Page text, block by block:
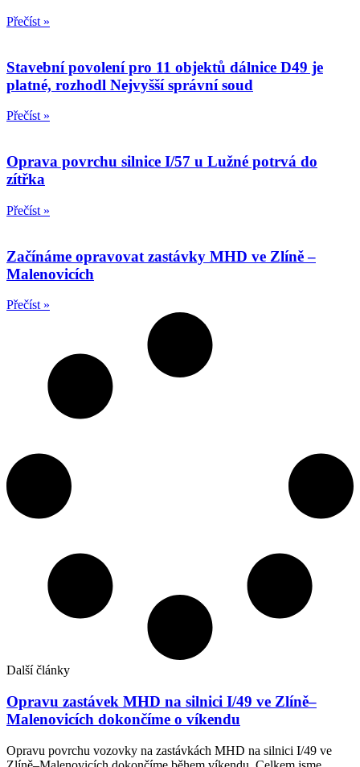
Přečíst »
Stavební povolení pro 11 objektů dálnice D49 je
platné, rozhodl Nejvyšší správní soud
Přečíst »
Oprava povrchu silnice I/57 u Lužné potrvá do
zítřka
Přečíst »
Začínáme opravovat zastávky MHD ve Zlíně –
Malenovicích
Přečíst »
Další články
Opravu zastávek MHD na silnici I/49 ve Zlíně–
Malenovicích dokončíme o víkendu
Opravu povrchu vozovky na zastávkách MHD na silnici I/49 ve